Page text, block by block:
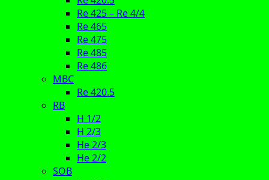
Re 425 – Re 4/4
Re 465
Re 475
Re 485
Re 486
MBC
Re 420.5
RB
H 1/2
H 2/3
He 2/3
He 2/2
SOB